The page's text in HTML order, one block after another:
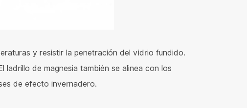
y resistir la penetración del vidrio fundido.
de magnesia también se alinea con los
de efecto invernadero.